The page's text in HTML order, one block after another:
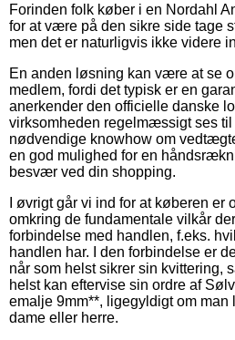
Forinden folk køber i en Nordahl
for at være på den sikre side tage
men det er naturligvis ikke videre
En anden løsning kan være at se
medlem, fordi det typisk er en
anerkender den officielle danske
virksomheden regelmæssigt ses til
nødvendige knowhow om
en god mulighed for en
besvær ved din shopping.
I øvrigt går vi ind for at køberen
omkring de fundamentale vilkår
forbindelse med handlen, f.eks.
handlen har. I den forbindelse er
når som helst sikrer sin kvittering,
helst kan eftervise sin ordre af
emalje 9mm**, ligegyldigt om man
dame eller herre.